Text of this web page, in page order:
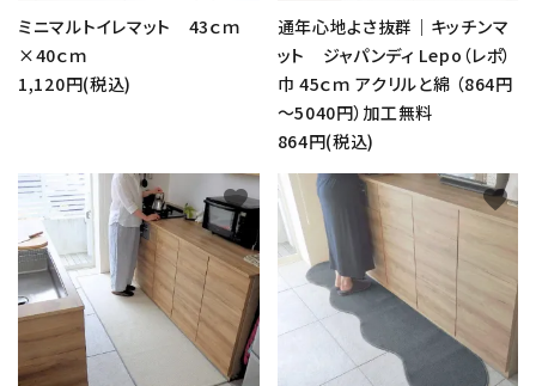
ミニマルトイレマット 43ｃｍ
×40ｃｍ
1,120円(税込)
通年心地よさ抜群｜キッチンマ
ット ジャパンディ Lepo（レポ）
巾 45ｃｍ アクリルと綿 （864円
～5040円）加工無料
864円(税込)
favorite favorite